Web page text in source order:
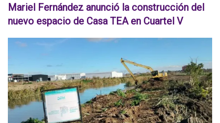
Mariel Fernández anunció la construcción del
nuevo espacio de Casa TEA en Cuartel V